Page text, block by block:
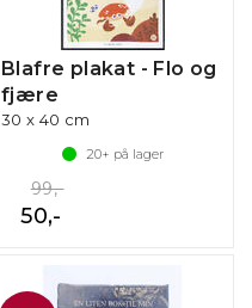
Blafre plakat - Flo og
fjære
30 x 40 cm
20+ på lager
99,-
50,-